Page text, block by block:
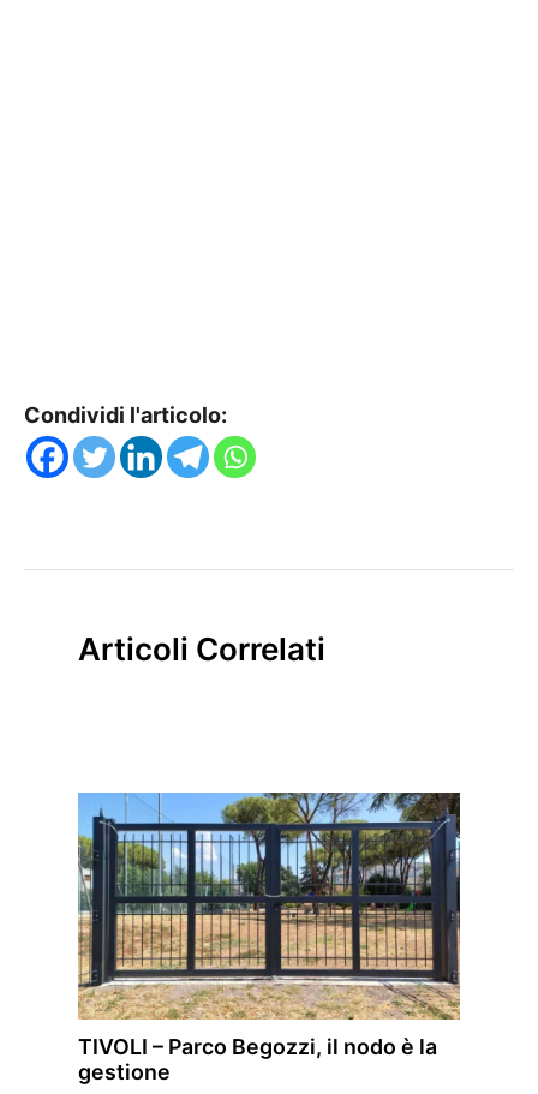
Condividi l'articolo:
Articoli Correlati
TIVOLI – Parco Begozzi, il nodo è la
gestione